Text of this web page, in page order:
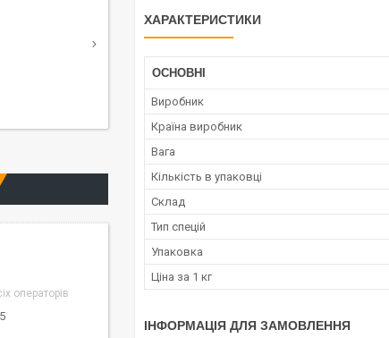
ХАРАКТЕРИСТИКИ
ОСНОВНІ
Виробник
Країна виробник
Вага
Кількість в упаковці
Склад
Тип спецій
Упаковка
Ціна за 1 кг
ІНФОРМАЦІЯ ДЛЯ ЗАМОВЛЕННЯ
операторів